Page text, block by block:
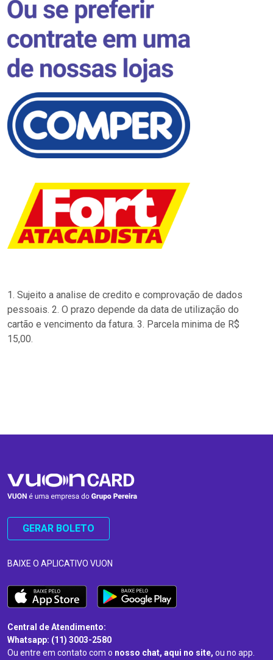
1. Sujeito a analise de credito e comprovação de dados
pessoais. 2. O prazo depende da data de utilização do
cartão e vencimento da fatura. 3. Parcela minima de R$
15,00.
GERAR BOLETO
BAIXE O APLICATIVO VUON
Central de Atendimento:
Whatsapp: (11) 3003-2580
Ou entre em contato com o nosso chat, aqui no site, ou no app.